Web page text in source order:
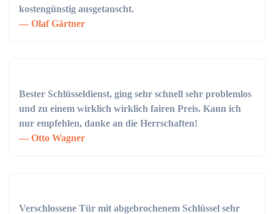
kostengünstig ausgetauscht.
Olaf Gärtner
Bester Schlüsseldienst, ging sehr schnell sehr problemlos
und zu einem wirklich wirklich fairen Preis. Kann ich
nur empfehlen, danke an die Herrschaften!
Otto Wagner
Verschlossene Tür mit abgebrochenem Schlüssel sehr